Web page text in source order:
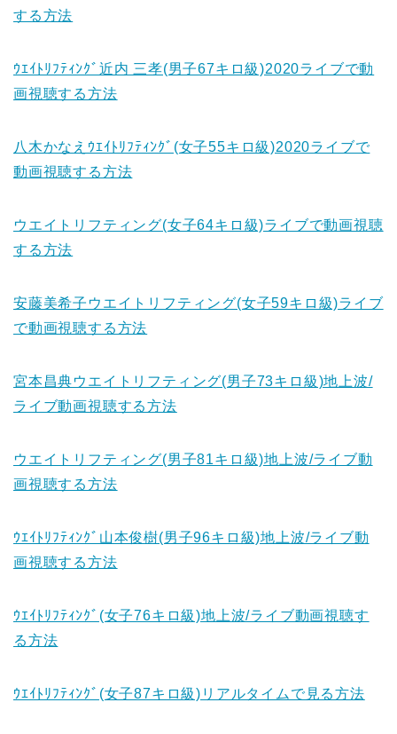
する方法
ｳｴｲﾄﾘﾌﾃｨﾝｸﾞ近内 三孝(男子67キロ級)2020ライブで動
画視聴する方法
八木かなえｳｴｲﾄﾘﾌﾃｨﾝｸﾞ(女子55キロ級)2020ライブで
動画視聴する方法
ウエイトリフティング(女子64キロ級)ライブで動画視聴
する方法
安藤美希子ウエイトリフティング(女子59キロ級)ライブ
で動画視聴する方法
宮本昌典ウエイトリフティング(男子73キロ級)地上波/
ライブ動画視聴する方法
ウエイトリフティング(男子81キロ級)地上波/ライブ動
画視聴する方法
ｳｴｲﾄﾘﾌﾃｨﾝｸﾞ山本俊樹(男子96キロ級)地上波/ライブ動
画視聴する方法
ｳｴｲﾄﾘﾌﾃｨﾝｸﾞ(女子76キロ級)地上波/ライブ動画視聴す
る方法
ｳｴｲﾄﾘﾌﾃｨﾝｸﾞ(女子87キロ級)リアルタイムで見る方法